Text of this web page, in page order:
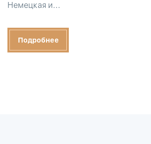
Немецкая и...
Подробнее